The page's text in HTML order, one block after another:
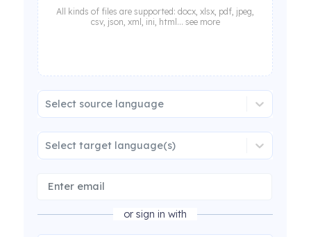
All kinds of files are supported: docx, xlsx, pdf, jpeg,
csv, json, xml, ini, html... see more
Select source language
Select target language(s)
or sign in with